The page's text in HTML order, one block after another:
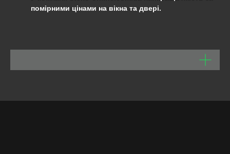
помірними цінами на вікна та двері.